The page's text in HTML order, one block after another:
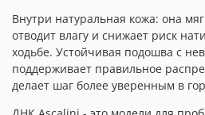
Внутри натуральная кожа: она
отводит влагу и снижает риск
ходьбе. Устойчивая подошва с
поддерживает правильное
делает шаг более уверенным в